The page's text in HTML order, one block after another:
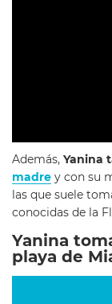
Además, Yanina
madre y con su
las que suele
conocidas de la
Yanina
playa de